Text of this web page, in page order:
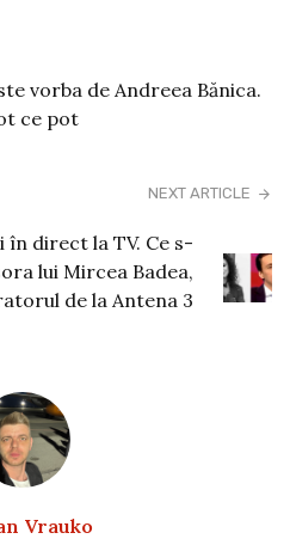
vorba de Andreea Bănica.
ce pot
NEXT ARTICLE
direct la TV. Ce s-
lui Mircea Badea,
de la Antena 3
Vrauko